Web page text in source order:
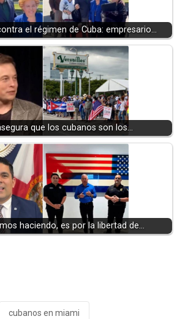
el régimen de Cuba: empresario…
que los cubanos son los…
haciendo, es por la libertad de…
cubanos en miami